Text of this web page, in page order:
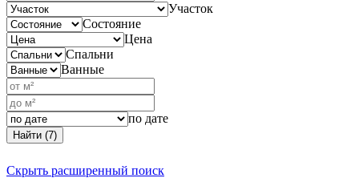
Участок
Состояние
Цена
Спальни
Ванные
по дате
Найти (7)
Скрыть расширенный поиск